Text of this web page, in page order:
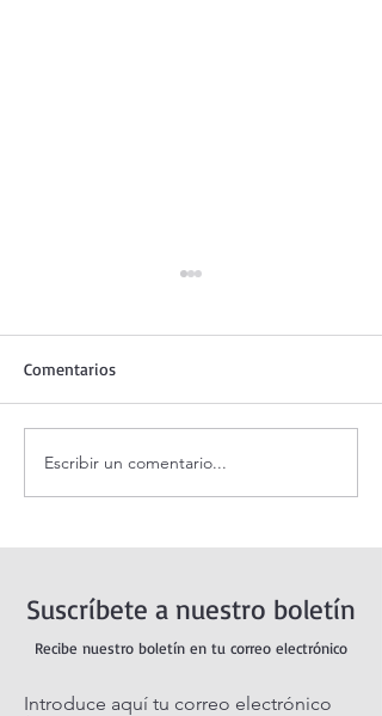
Santo Rosario de hoy
viernes. Misterios
Comentarios
Escribir un comentario...
Suscríbete a nuestro boletín
Recibe nuestro boletín en tu correo electrónico
Introduce aquí tu correo electrónico